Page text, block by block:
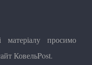
матеріалу просимо
КовельPost.